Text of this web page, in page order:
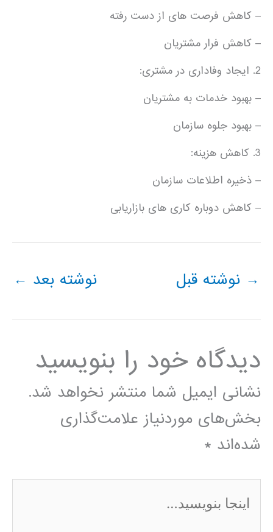
– کاهش فرصت های از دست رفته
– کاهش فرار مشتریان
2. ایجاد وفاداری در مشتری:
– بهبود خدمات به مشتریان
– بهبود جلوه سازمان
3. کاهش هزینه:
– ذخیره ‏اطلاعات سازمان
– کاهش دوباره کاری های بازاریابی
→ نوشته قبل نوشته بعد ←
دیدگاه‌ خود را بنویسید
نشانی ایمیل شما منتشر نخواهد شد.
بخش‌های موردنیاز علامت‌گذاری
شده‌اند *
اینجا
بنویسید…